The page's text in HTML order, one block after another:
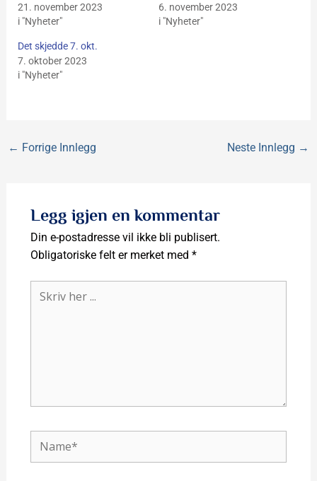
21. november 2023
i "Nyheter"
6. november 2023
i "Nyheter"
Det skjedde 7. okt.
7. oktober 2023
i "Nyheter"
← Forrige Innlegg Neste Innlegg →
Legg igjen en kommentar
Din e-postadresse vil ikke bli publisert.
Obligatoriske felt er merket med *
Skriv
Name*